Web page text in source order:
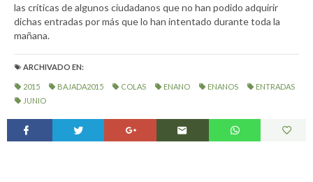
las críticas de algunos ciudadanos que no han podido adquirir
dichas entradas por más que lo han intentado durante toda la
mañana.
ARCHIVADO EN:
2015 BAJADA2015 COLAS ENANO ENANOS
ENTRADAS
JUNIO